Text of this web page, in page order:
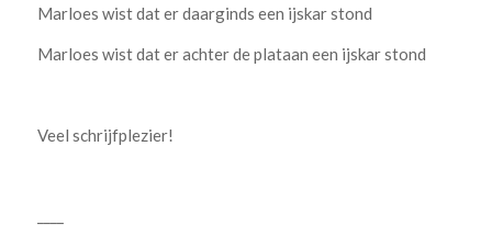
Marloes wist dat er daarginds een ijskar stond
Marloes wist dat er achter de plataan een ijskar stond
Veel schrijfplezier!